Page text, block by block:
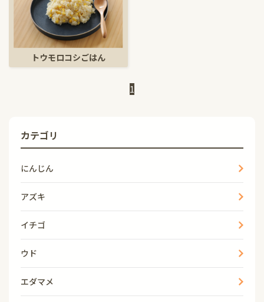
トウモロコシごはん
1
カテゴリ
にんじん
アズキ
イチゴ
ウド
エダマメ